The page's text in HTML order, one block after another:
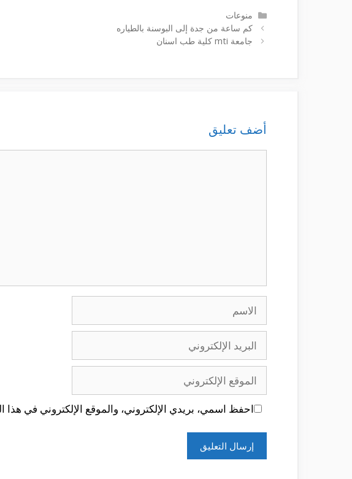
التصنيفات
منوعات
كم ساعة من جدة إلى البوسنة بالطياره
جامعة mti كلية طب اسنان
أضف تعليق
الاسم
البريد
الإلكتروني
الموقع
الإلكتروني
احفظ اسمي، بريدي الإلكتروني، والموقع الإلكتروني في هذا